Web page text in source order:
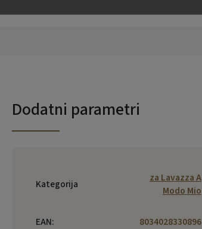
Dodatni parametri
Kategorija
za Lavazza A
Modo Mio
EAN: 8034028330896